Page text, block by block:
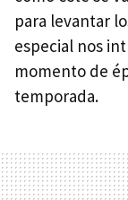
para levantar
especial nos
momento de
temporada.